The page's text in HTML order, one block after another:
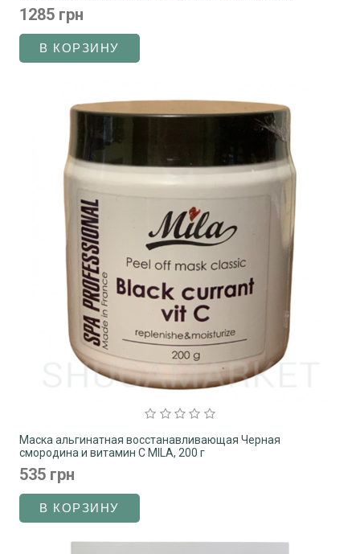
1285 грн
Маска альгинатная восстанавливающая Черная
смородина и витамин С MILA, 200 г
535 грн